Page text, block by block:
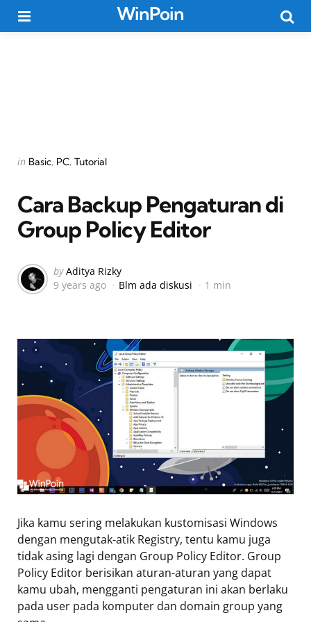
WinPoin
Categories
Posted
in Basic PC Tutorial
Cara Backup Pengaturan di
Group Policy Editor
Posted
by
by Aditya Rizky
9 years ago
Blm ada diskusi 1 min
Jika kamu sering melakukan kustomisasi Windows
dengan mengutak-atik Registry, tentu kamu juga
tidak asing lagi dengan Group Policy Editor. Group
Policy Editor berisikan aturan-aturan yang dapat
kamu ubah, mengganti pengaturan ini akan berlaku
pada user pada komputer dan domain group yang